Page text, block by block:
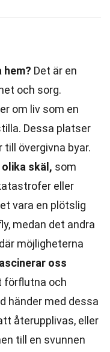
hem? Det är en
och sorg.
om liv som en
Dessa platser
övergivna byar.
olika skäl, som
eller
vara en plötslig
medan det andra
möjligheterna
oss
förflutna och
händer med dessa
återupplivas, eller
till en svunnen